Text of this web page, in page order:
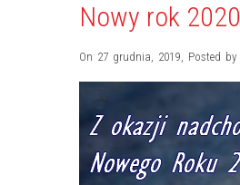
Nowy rok 2020
On 27 grudnia, 2019, Posted by